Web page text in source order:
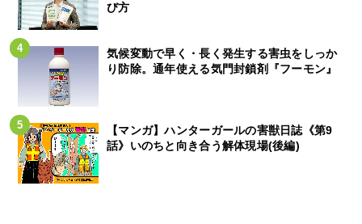
び方
気候変動で早く・長く発生する害虫をしっか
り防除。通年使える気門封鎖剤『フーモン』
【マンガ】ハンターガールの害獣日誌《第9
話》いのちと向き合う解体現場(後編)